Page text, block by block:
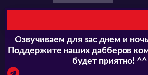
останется обделённой.
чего так хочет: полного
физического удовлетворения.
Озвучиваем для вас днем и
Поддержите наших дабберов
будет приятно! ^^